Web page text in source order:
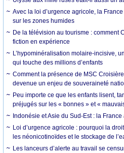
Avec la loi d’urgence agricole, la
sur les zones humides
De la télévision au tourisme : comment
fiction en expérience
L’hypominéralisation molaire-incisive,
qui touche des millions d’enfants
Comment la présence de MSC
devenue un enjeu de souveraineté
Peu importe ce que les enfants lisent,
préjugés sur les « bonnes » et «
Indonésie et Asie du Sud-Est : la
Loi d’urgence agricole : pourquoi la
les néonicotinoïdes et le stockage de
Les lanceurs d’alerte au travail se